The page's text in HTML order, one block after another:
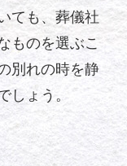
ても、葬儀社
ものを選ぶこ
別れの時を静
しょう。